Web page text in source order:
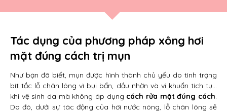
Tác dụng của phương pháp xông hơi
mặt đúng cách trị mụn
Như bạn đã biết, mụn được hình thành chủ yếu do tình trạng
bít tắc lỗ chân lông vì bụi bẩn, dầu nhờn và vi khuẩn tích tụ…
khi vệ sinh da mà không áp dụng cách rửa mặt đúng cách.
Do đó, dưới sự tác động của hơi nước nóng, lỗ chân lông sẽ